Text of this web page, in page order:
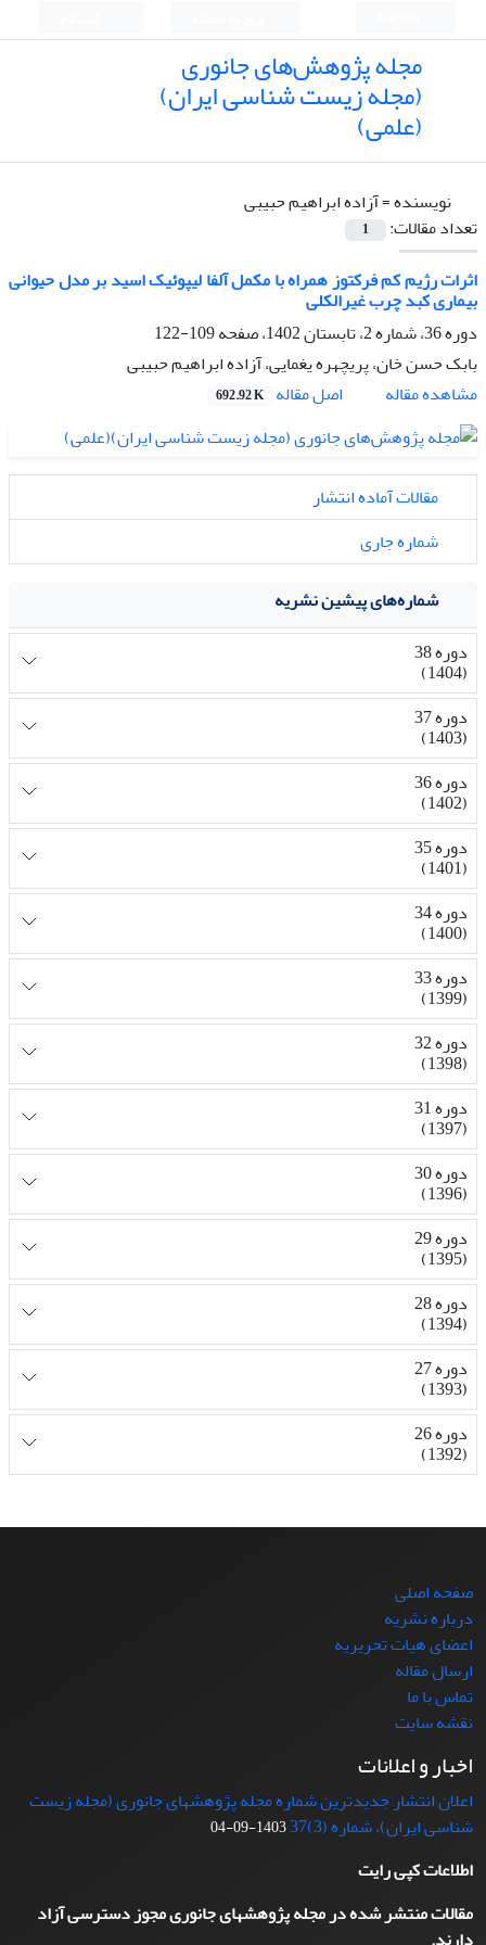
مجله پژوهش‌های جانوری
(مجله زیست شناسی ایران)
(علمی)
نویسنده =آزاده ابراهیم حبیبی
تعداد مقالات:
1
اثرات رژیم کم فرکتوز همراه با مکمل آلفا لیپوئیک اسید بر مدل حیوانی
بیماری کبد چرب غیرالکلی
دوره 36، شماره 2، تابستان 1402، صفحه
109-122
بابک حسن خان، پریچهره یغمایی، آزاده ابراهیم حبیبی
مشاهده مقاله
اصل مقاله 692.92 K
مقالات آماده انتشار
شماره جاری
شماره‌های پیشین نشریه
دوره 38
(1404)
دوره 37
(1403)
دوره 36
(1402)
دوره 35
(1401)
دوره 34
(1400)
دوره 33
(1399)
دوره 32
(1398)
دوره 31
(1397)
دوره 30
(1396)
دوره 29
(1395)
دوره 28
(1394)
دوره 27
(1393)
دوره 26
(1392)
صفحه اصلی
درباره نشریه
اعضای هیات تحریریه
ارسال مقاله
تماس با ما
نقشه سایت
اخبار و اعلانات
اعلان انتشار جدیدترین شماره مجله پژوهشهای جانوری (مجله زیست
شناسی ایران)، شماره (3)37
1403-09-04
اطلاعات کپی رایت
مقالات منتشر شده در مجله پژوهشهای جانوری مجوز دسترسی آزاد